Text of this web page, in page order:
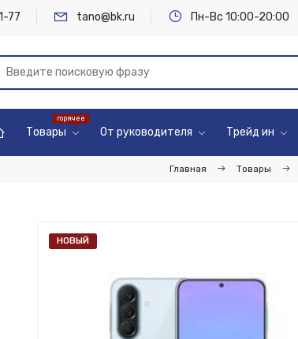
77 tano@bk.ru Пн-Вс 10:00-20:00
Товары От руководителя Трейд ин
Главная Товары
НОВЫЙ